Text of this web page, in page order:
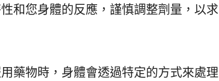
和您身體的反應，謹慎調整劑量，以求
藥物時，身體會透過特定的方式來處理